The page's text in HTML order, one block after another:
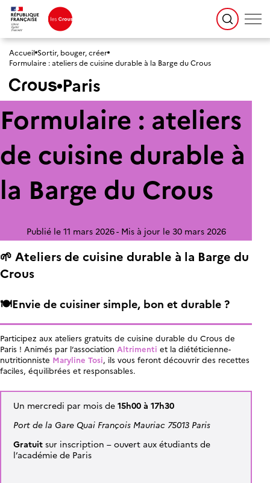
Accueil Sortir, bouger, créer
Formulaire : ateliers de cuisine durable à la Barge du Crous
Paris
Formulaire : ateliers
de cuisine durable à
la Barge du Crous
Publié le 11 mars 2026 Mis à jour le 30 mars 2026
🌱 Ateliers de cuisine durable à la Barge du
Crous
🍽️Envie de cuisiner simple, bon et durable ?
Participez aux ateliers gratuits de cuisine durable du Crous de
Paris ! Animés par l’association Altrimenti et la diététicienne-
nutritionniste Maryline Tosi, ils vous feront découvrir des recettes
faciles, équilibrées et responsables.
Un mercredi par mois de 15h00 à 17h30
Port de la Gare Quai François Mauriac 75013 Paris
Gratuit sur inscription – ouvert aux étudiants de
l’académie de Paris